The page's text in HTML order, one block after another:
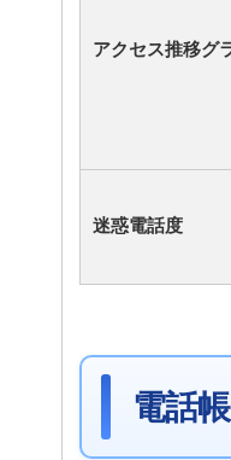
アクセス推移グ
迷惑電話度
電話